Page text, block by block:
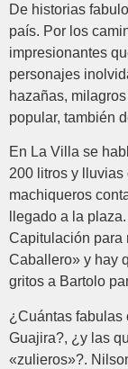
De historias
país. Por los
impresionantes
personajes
hazañas,
popular, también
En La Villa se
200 litros y
machiqueros
llegado a la
Capitulación para
Caballero» y hay
gritos a Bartolo
¿Cuántas fabulas
Guajira?, ¿y las
«zulieros»?.